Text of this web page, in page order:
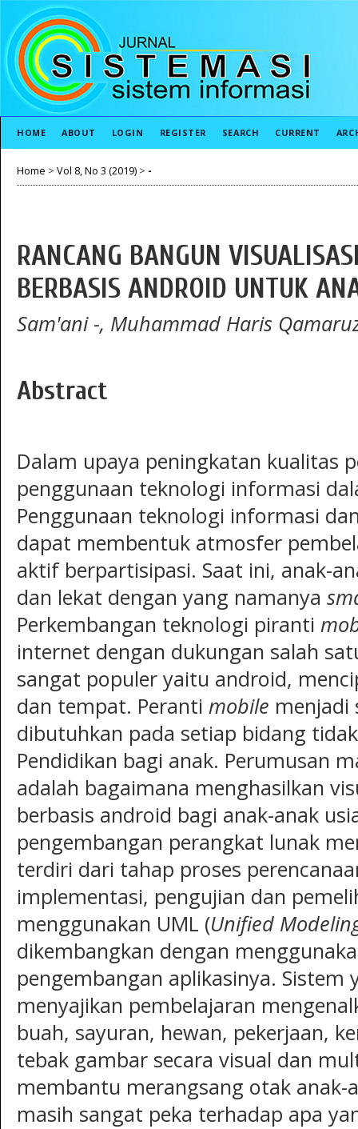
HOME ABOUT LOGIN REGISTER SEARCH CURRENT
Home > Vol 8, No 3 (2019) > -
RANCANG BANGUN
BERBASIS ANDROID UNTUK
Sam'ani -, Muhammad Haris
Abstract
Dalam upaya peningkatan kualitas
penggunaan teknologi informasi
Penggunaan teknologi informasi
dapat membentuk atmosfer
aktif berpartisipasi. Saat ini, anak-
dan lekat dengan yang namanya
Perkembangan teknologi piranti
internet dengan dukungan salah
sangat populer yaitu android,
dan tempat. Peranti mobile menjadi
dibutuhkan pada setiap bidang
Pendidikan bagi anak. Perumusan
adalah bagaimana menghasilkan
berbasis android bagi anak-anak
pengembangan perangkat lunak
terdiri dari tahap proses
implementasi, pengujian dan
menggunakan UML (Unified
dikembangkan dengan
pengembangan aplikasinya. Sistem
menyajikan pembelajaran
buah, sayuran, hewan, pekerjaan,
tebak gambar secara visual dan
membantu merangsang otak anak-
masih sangat peka terhadap apa